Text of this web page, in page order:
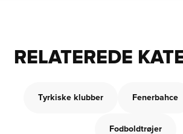
RELATEREDE
Tyrkiske klubber Fenerbahce
Fodboldtrøjer